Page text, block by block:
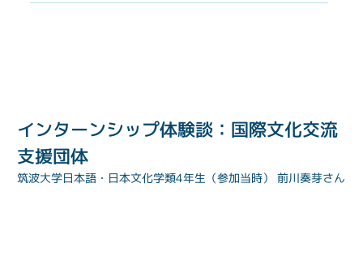
インターンシップ体験談：国際文化交流
支援団体
筑波大学日本語・日本文化学類4年生（参加当時） 前川奏芽さん